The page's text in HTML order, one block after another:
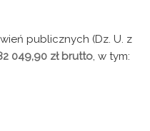
publicznych (Dz. U. z
049,90 zł brutto, w tym: